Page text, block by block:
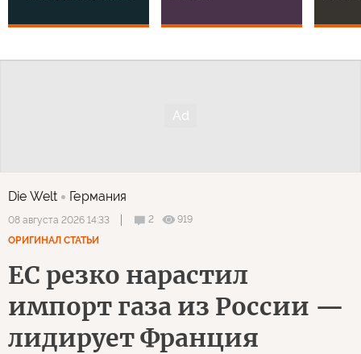
Die Welt Германия
08 августа 2026 14:33 2
919
ОРИГИНАЛ СТАТЬИ
ЕС резко нарастил
импорт газа из России —
лидирует Франция